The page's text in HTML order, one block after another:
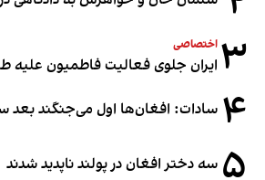
۳ اختصاصی
ایران جلوی فعالیت فاطمیون علیه
۴ سادات: افغان‌ها اول می‌جنگند بعد
۵ سه دختر افغان در پولند ناپدید شدند